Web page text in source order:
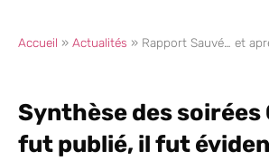
Accueil » Actualités » Rapport Sauvé… et
Synthèse des soirées
fut publié, il fut